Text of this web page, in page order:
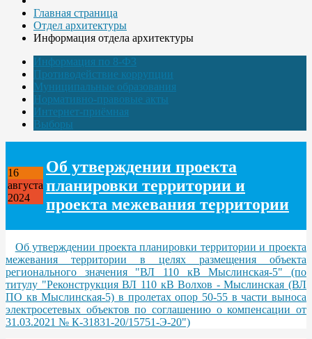
Главная страница
Отдел архитектуры
Информация отдела архитектуры
Информация по 8-ФЗ
Противодействие коррупции
Муниципальные образования
Нормативно-правовые акты
Интернет-приёмная
Выборы
16
августа
2024
Об утверждении проекта
планировки территории и
проекта межевания территории
Об утверждении проекта планировки территории и проекта
межевания территории в целях размещения объекта
регионального значения "ВЛ 110 кВ Мыслинская-5" (по
титулу "Реконструкция ВЛ 110 кВ Волхов - Мыслинская (ВЛ
ПО кв Мыслинская-5) в пролетах опор 50-55 в части выноса
электросетевых объектов по соглашению о компенсации от
31.03.2021 № К-31831-20/15751-Э-20")